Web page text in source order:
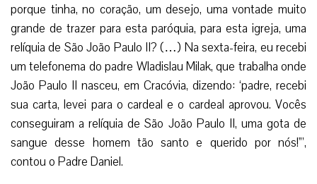
porque tinha, no coração, um desejo, uma vontade muito
grande de trazer para esta paróquia, para esta igreja, uma
relíquia de São João Paulo II? (…) Na sexta-feira, eu recebi
um telefonema do padre Wladislau Milak, que trabalha onde
João Paulo II nasceu, em Cracóvia, dizendo: ‘padre, recebi
sua carta, levei para o cardeal e o cardeal aprovou. Vocês
conseguiram a relíquia de São João Paulo II, uma gota de
sangue desse homem tão santo e querido por nós!'”,
contou o Padre Daniel.